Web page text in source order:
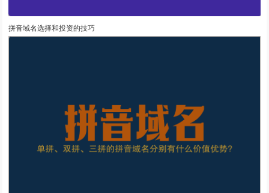
拼音域名选择和投资的技巧